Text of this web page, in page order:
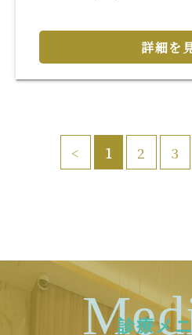
詳細を
< 1 2 3
診療メ